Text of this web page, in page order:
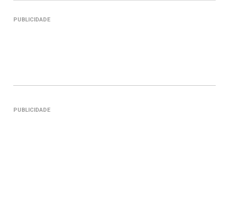
PUBLICIDADE
PUBLICIDADE